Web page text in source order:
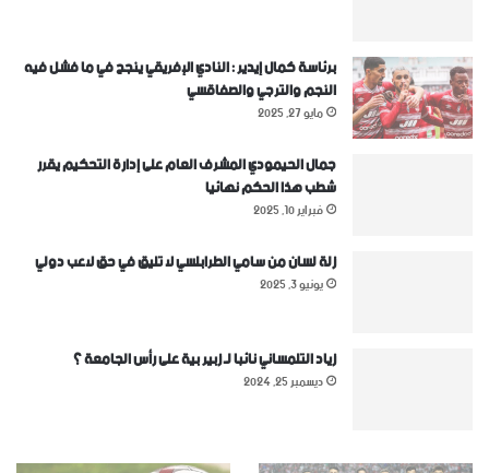
برئاسة كمال إيدير : النادي الإفريقي ينجح في ما فشل فيه
النجم والترجي والصفاقسي
مايو 27, 2025
جمال الحيمودي المشرف العام على إدارة التحكيم يقرر
شطب هذا الحكم نهائيا
فبراير 10, 2025
زلة لسان من سامي الطرابلسي لا تليق في حق لاعب دولي
يونيو 3, 2025
زياد التلمساني نائبا لـ زبير بية على رأس الجامعة ؟
ديسمبر 25, 2024